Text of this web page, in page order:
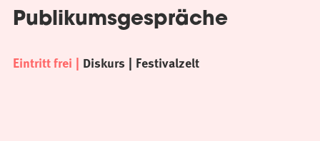
Publikumsgespräche
Eintritt frei Diskurs Festivalzelt